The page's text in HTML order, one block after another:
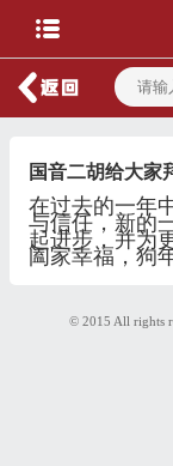
国音二胡给大家
在过去的一年
与信任，新的
起进步，并为
阖家幸福，狗
© 2015 All rights